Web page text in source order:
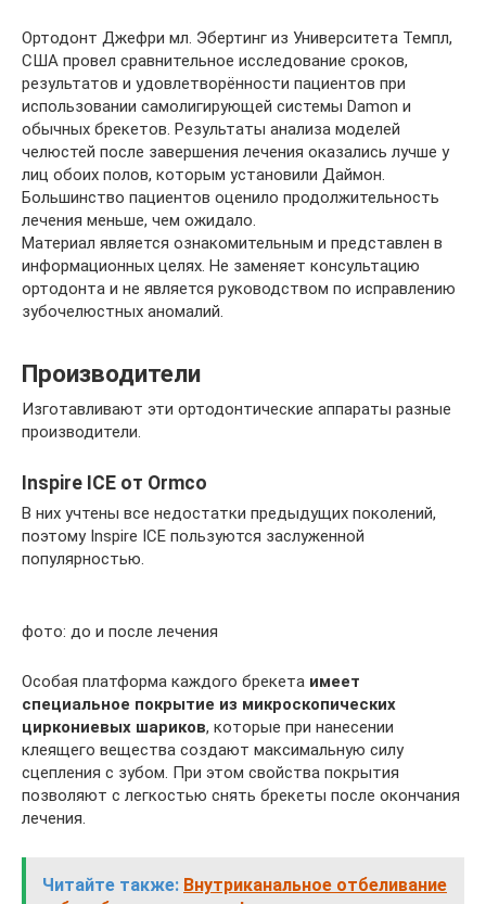
Ортодонт Джефри мл. Эбертинг из Университета Темпл,
США провел сравнительное исследование сроков,
результатов и удовлетворённости пациентов при
использовании самолигирующей системы Damon и
обычных брекетов. Результаты анализа моделей
челюстей после завершения лечения оказались лучше у
лиц обоих полов, которым установили Даймон.
Большинство пациентов оценило продолжительность
лечения меньше, чем ожидало.
Материал является ознакомительным и представлен в
информационных целях. Не заменяет консультацию
ортодонта и не является руководством по исправлению
зубочелюстных аномалий.
Производители
Изготавливают эти ортодонтические аппараты разные
производители.
Inspire ICE от Ormco
В них учтены все недостатки предыдущих поколений,
поэтому Inspire ICE пользуются заслуженной
популярностью.
фото: до и после лечения
Особая платформа каждого брекета имеет
специальное покрытие из микроскопических
циркониевых шариков, которые при нанесении
клеящего вещества создают максимальную силу
сцепления с зубом. При этом свойства покрытия
позволяют с легкостью снять брекеты после окончания
лечения.
Читайте также: Внутриканальное отбеливание